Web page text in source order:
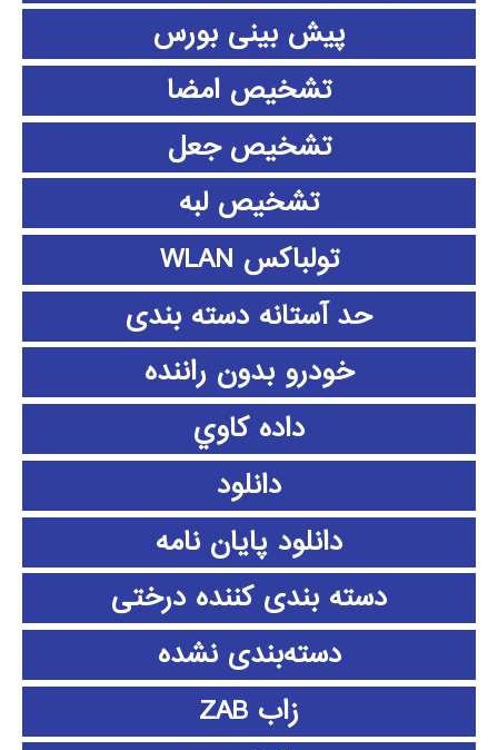
پیش بینی بورس
تشخیص امضا
تشخیص جعل
تشخیص لبه
تولباکس WLAN
حد آستانه دسته بندی
خودرو بدون راننده
داده كاوي
دانلود
دانلود پايان نامه
دسته بندی کننده درختی
دسته‌بندی نشده
زاب ZAB